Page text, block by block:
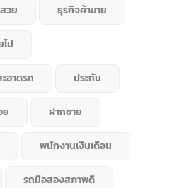
วย ธุรกิจค้าขาย
ป
อาดรถ ประกัน
ย ฝากขาย
พนักงานเงินเดือน
รถมือสองสภาพดี